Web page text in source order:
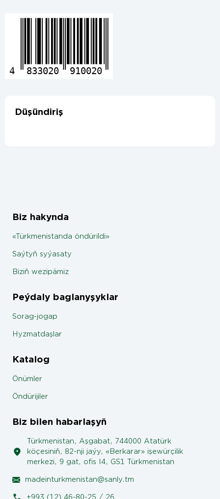
4 833020 910020
Düşündiriş
Biz hakynda
«Türkmenistanda öndürildi»
Saýtyň syýasaty
Biziň wezipämiz
Peýdaly baglanyşyklar
Sorag-jogap
Hyzmatdaşlar
Katalog
Önümler
Öndürijiler
Biz bilen habarlaşyň
Türkmenistan, Aşgabat, 744000 Atatürk
köçesiniň, 82-nji jaýy, «Berkarar» işewürçilik
merkezi, 9 gat, ofis I4, GS1 Türkmenistan
madeinturkmenistan@sanly.tm
+993 (12) 46-80-25 / 26